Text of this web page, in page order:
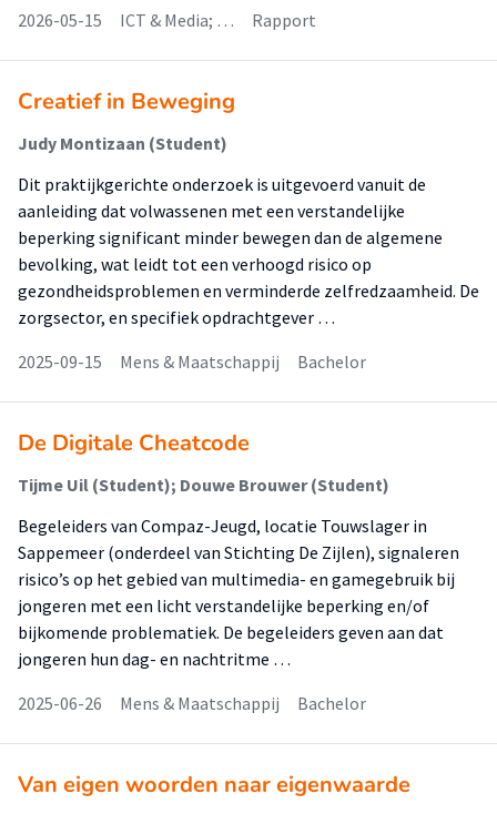
2026-05-15
ICT & Media; … Rapport
Creatief in Beweging
Judy Montizaan (Student)
Dit praktijkgerichte onderzoek is uitgevoerd vanuit de
aanleiding dat volwassenen met een verstandelijke
beperking significant minder bewegen dan de algemene
bevolking, wat leidt tot een verhoogd risico op
gezondheidsproblemen en verminderde zelfredzaamheid. De
zorgsector, en specifiek opdrachtgever …
2025-09-15
Mens & Maatschappij Bachelor
De Digitale Cheatcode
Tijme Uil (Student); Douwe Brouwer (Student)
Begeleiders van Compaz-Jeugd, locatie Touwslager in
Sappemeer (onderdeel van Stichting De Zijlen), signaleren
risico’s op het gebied van multimedia- en gamegebruik bij
jongeren met een licht verstandelijke beperking en/of
bijkomende problematiek. De begeleiders geven aan dat
jongeren hun dag- en nachtritme …
2025-06-26
Mens & Maatschappij Bachelor
Van eigen woorden naar eigenwaarde